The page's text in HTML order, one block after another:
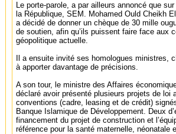
Le porte-parole, a par ailleurs annoncé que
la République, SEM. Mohamed Ould Cheikh
a décidé de donner un chèque de 30 mille
de soutien, afin qu’ils puissent faire face aux
géopolitique actuelle.
Il a ensuite invité ses homologues ministres,
à apporter davantage de précisions.
A son tour, le ministre des Affaires
déclaré avoir présenté plusieurs projets de loi
conventions (cadre, leasing et de crédit)
Banque Islamique de Développement. Deux
financement du projet de construction et
référence pour la santé maternelle, néonatale